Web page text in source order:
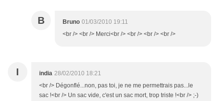
B Bruno 01/03/2010 19:11
<br /> <br /> Merci<br /> <br /> <br /> <br />
I india 28/02/2010 18:21
<br /> Dégonflé...non, pas toi, je ne me permettrais pas...le
sac !<br /> Un sac vide, c'est un sac mort, trop triste !<br /> ;-)